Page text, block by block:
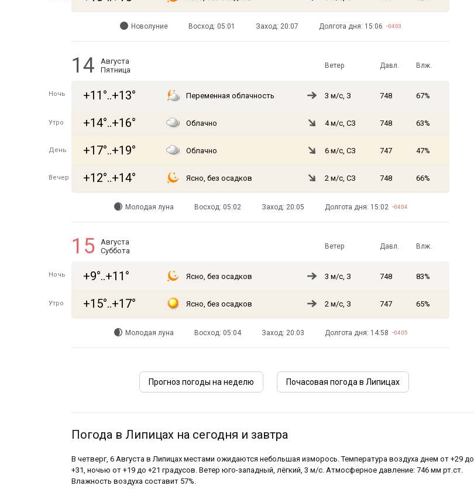
Новолуние Восход: 05:01 Заход: 20:07 Долгота дня: 15:06 −04:03
14
Августа
Пятница
Ветер Давл. Влж.
Ночь +11°..+13° Переменная облачность 3 м/с, З 748 67%
Утро +14°..+16° Облачно 4 м/с, СЗ 748 63%
День +17°..+19° Облачно 6 м/с, СЗ 747 47%
Вечер +12°..+14° Ясно, без осадков 2 м/с, СЗ 748 66%
Молодая луна Восход: 05:02 Заход: 20:05 Долгота дня: 15:02 −04:04
15
Августа
Суббота
Ветер Давл. Влж.
Ночь +9°..+11° Ясно, без осадков 3 м/с, З 748 83%
Утро +15°..+17° Ясно, без осадков 2 м/с, З 747 65%
Молодая луна Восход: 05:04 Заход: 20:03 Долгота дня: 14:58 −04:05
Прогноз погоды на неделю Почасовая погода в Липицах
Погода в Липицах на сегодня и завтра
В четверг, 6 Августа в Липицах местами ожидаются небольшая изморось. Температура воздуха днем от +29 до
+31, ночью от +19 до +21 градусов. Ветер юго-западный, лёгкий, 3 м/с. Атмосферное давление: 746 мм рт.ст.
Влажность воздуха составит 57%.